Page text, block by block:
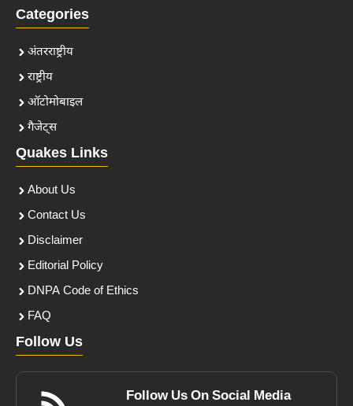
Categories
अंतरराष्ट्रीय
राष्ट्रीय
ऑटोमोबाइल
गैजेट्स
Quakes Links
About Us
Contact Us
Disclaimer
Editorial Policy
DNPA Code of Ethics
FAQ
Follow Us
Follow Us On Social Media